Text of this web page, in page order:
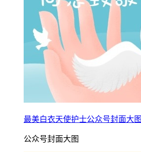
最美白衣天使护士公众号封面大图
公众号封面大图